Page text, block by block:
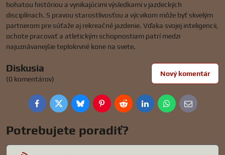
bohatou históriou a vynikajúcimi výsledkami v jazdeckých
disciplínach. S pravou starostlivosťou a výcvikom môže byť skvelým
partnerom pre súťaže aj rekreačné jazdenie. Vďaka svojej inteligencii,
ochote pracovať a atletickým schopnostiam patrí medzi
najuznávanejšie teplokrvné kone na svete.
Diskusia
(0 komentárov)
Nový komentár
FacebookTwitterBlueskyPinterestRedditLinkedInWhatsApp
E-
mail
Potrebujete poradiť?